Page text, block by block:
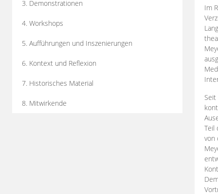
3. Demonstrationen
4. Workshops
5. Aufführungen und Inszenierungen
6. Kontext und Reflexion
7. Historisches Material
8. Mitwirkende
Im
Teil
von